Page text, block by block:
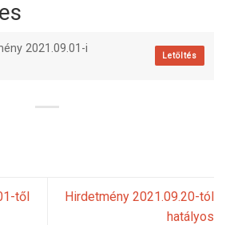
2021.09.01-i
Letöltés
től
Hirdetmény 2021.09.20-tól
hatályos